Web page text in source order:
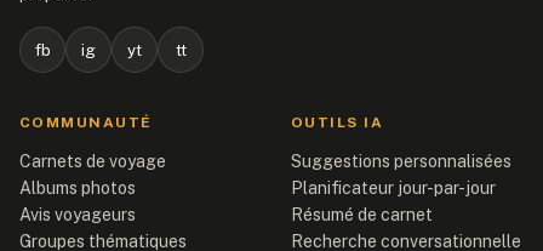
fb ig yt tt
COMMUNAUTÉ
Carnets de voyage
Albums photos
Avis voyageurs
Groupes thématiques
OUTILS IA
Suggestions personnalisées
Planificateur jour-par-jour
Résumé de carnet
Recherche conversationnelle